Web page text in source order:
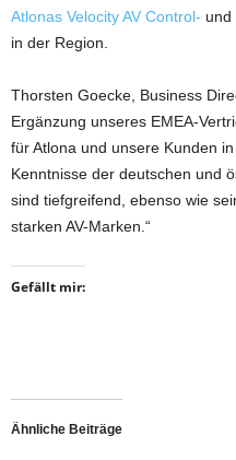
Atlonas Velocity AV Control- und
in der Region.
Thorsten Goecke, Business
Ergänzung unseres EMEA-
für Atlona und unsere Kunden
Kenntnisse der deutschen und
sind tiefgreifend, ebenso wie
starken AV-Marken.“
Gefällt mir:
Ähnliche Beiträge